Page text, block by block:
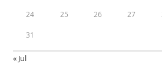
24 25 26 27
31
« Jul